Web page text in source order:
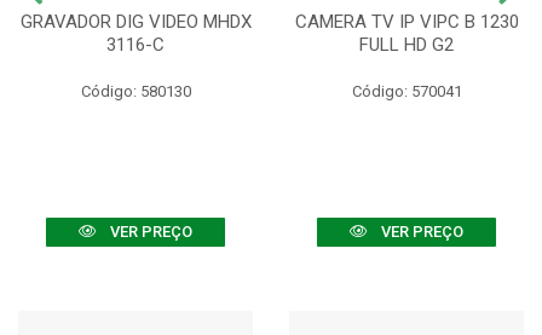
GRAVADOR DIG VIDEO MHDX
3116-C
Código: 580130
VER PREÇO
CAMERA TV IP VIPC B 1230
FULL HD G2
Código: 570041
VER PREÇO